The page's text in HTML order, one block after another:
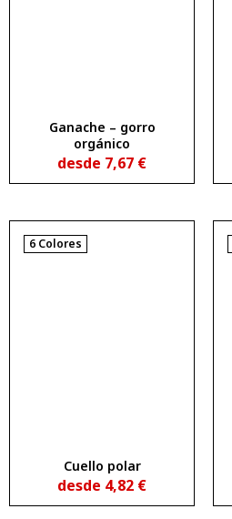
Ganache – gorro
orgánico
desde 7,67 €
6 Colores
Cuello polar
desde 4,82 €